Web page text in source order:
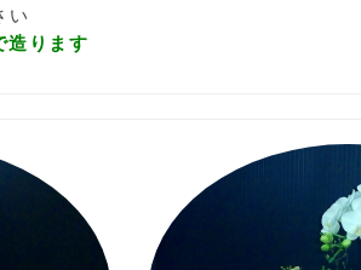
い
造ります